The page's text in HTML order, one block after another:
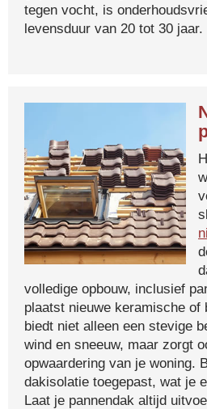
tegen vocht, is
levensduur van 20 tot 30 jaar.
volledige opbouw, inclusief
plaatst nieuwe keramische of
biedt niet alleen een stevige
wind en sneeuw, maar zorgt
opwaardering van je woning.
dakisolatie toegepast, wat je
Laat je pannendak altijd